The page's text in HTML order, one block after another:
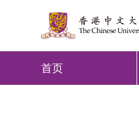
首页